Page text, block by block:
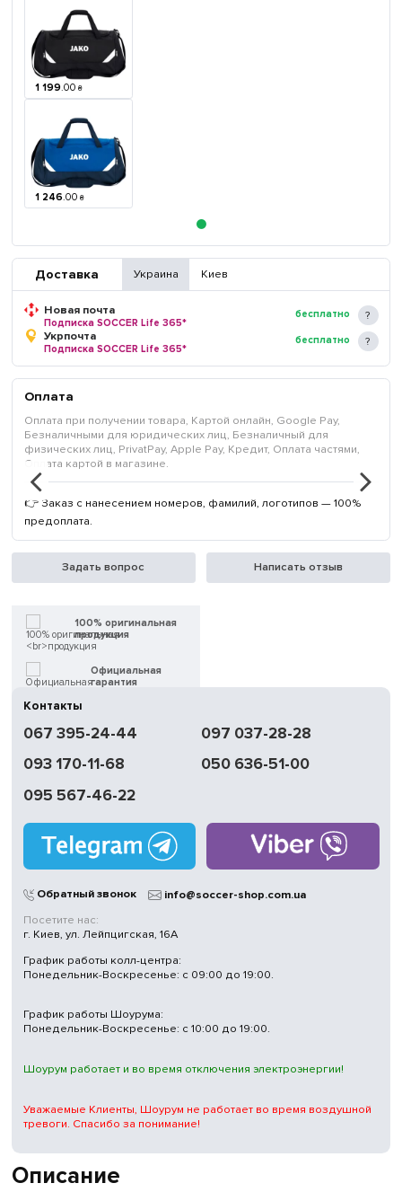
1 199.00 ₴
1 246.00 ₴
Доставка Украина Киев
Новая почта
Подписка SOCCER Life 365*
бесплатно
Укрпочта
Подписка SOCCER Life 365*
бесплатно
Оплата
Оплата при получении товара, Картой онлайн, Google Pay,
Безналичными для юридических лиц, Безналичный для
физических лиц, PrivatPay, Apple Pay, Кредит, Оплата частями,
Оплата картой в магазине.
👉 Заказ с нанесением номеров, фамилий, логотипов — 100%
предоплата.
Задать вопрос Написать отзыв
100% оригинальная
продукция
Официальная
гарантия
доставка
Обмен | Возвращение
без выходных
в Киеве
Описание
Контакты
067 395-24-44
097 037-28-28
093 170-11-68
050 636-51-00
095 567-46-22
Обратный звонок
info@soccer-shop.com.ua
Посетите нас:
г. Киев, ул. Лейпцигская, 16А
График работы колл-центра:
Понедельник-Воскресенье: с 09:00 до 19:00.
График работы Шоурума:
Понедельник-Воскресенье: с 10:00 до 19:00.
Шоурум работает и во время отключения электроэнергии!
Уважаемые Клиенты, Шоурум не работает во время воздушной
тревоги. Спасибо за понимание!